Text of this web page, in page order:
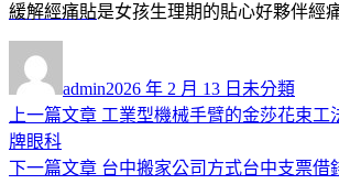
緩解經痛貼是女孩生理期的貼心好夥伴經
者
admin佈
日
2026 年 2 月 13 日 類
未分類
文
章
上一篇文章 上
篇
工業型機械手臂的金莎花束工
牌眼科
下一篇文章 下
台中搬家公司方式台中支票借